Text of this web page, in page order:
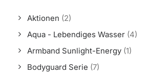
Aktionen (2)
Aqua - Lebendiges Wasser (4)
Armband Sunlight-Energy (1)
Bodyguard Serie (7)